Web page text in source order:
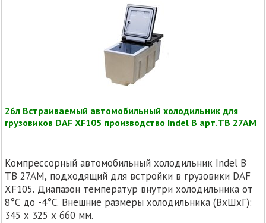
26л Встраиваемый автомобильный холодильник для
грузовиков DAF XF105 производство Indel B арт.TB 27AM
Компрессорный автомобильный холодильник Indel B
TB 27AM, подходящий для встройки в грузовики DAF
XF105. Диапазон температур внутри холодильника от
8°C до -4°C. Внешние размеры холодильника (ВхШхГ):
345 х 325 х 660 мм.